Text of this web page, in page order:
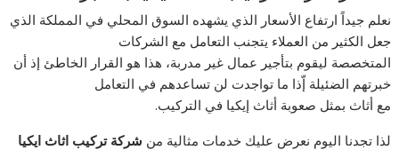
نعلم جيداً ارتفاع الأسعار الذي يشهده السوق المحلي في المملكة الذي
جعل الكثير من العملاء يتجنب التعامل مع الشركات
المتخصصة ليقوم بتأجير عمال غير مدربة، هذا هو القرار الخاطئ إذ أن
خبرتهم الضئيلة إّذا ما تواجدت لن تساعدهم في التعامل
مع أثاث بمثل صعوبة أثاث إيكيا في التركيب.
لذا تجدنا اليوم نعرض عليك خدمات مثالية من شركة تركيب اثاث ايكيا